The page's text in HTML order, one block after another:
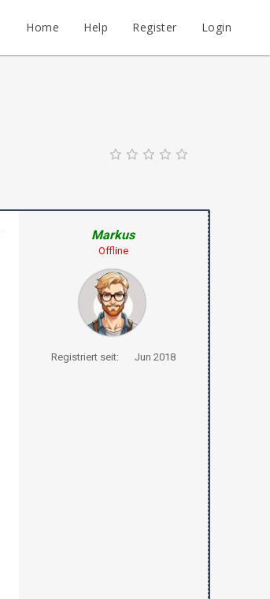
Home Help Register Login
Markus
Offline
Registriert seit: Jun 2018